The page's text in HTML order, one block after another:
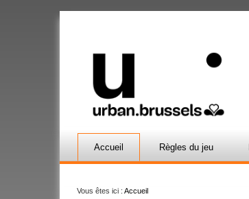
Accueil Règles du jeu
Vous êtes ici : Accueil